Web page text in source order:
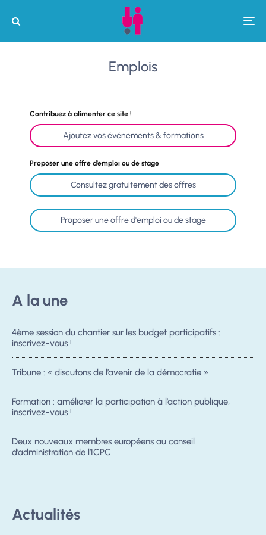
Emplois
Contribuez à alimenter ce site !
Ajoutez vos événements & formations
Proposer une offre d’emploi ou de stage
Consultez gratuitement des offres
Proposer une offre d'emploi ou de stage
A la une
4ème session du chantier sur les budget participatifs :
inscrivez-vous !
Tribune : « discutons de l’avenir de la démocratie »
Formation : améliorer la participation à l’action publique,
inscrivez-vous !
Deux nouveaux membres européens au conseil
d’administration de l’ICPC
Actualités